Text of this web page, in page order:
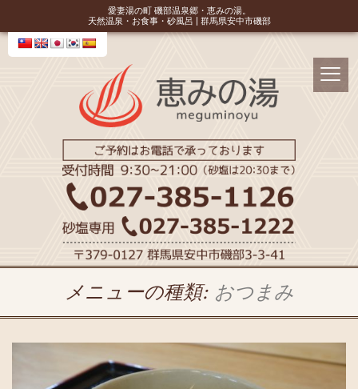
愛妻湯の町 磯部温泉郷・恵みの湯。
天然温泉・お食事・砂風呂 | 群馬県安中市磯部
メニューの種類: おつまみ